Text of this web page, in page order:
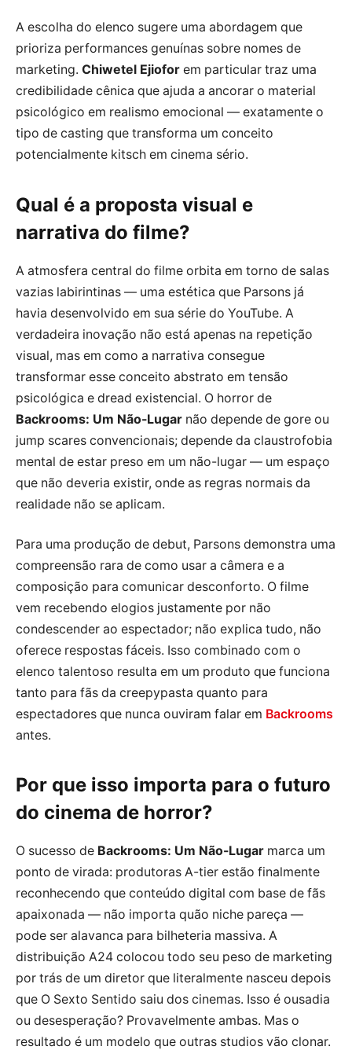
A escolha do elenco sugere uma abordagem que
prioriza performances genuínas sobre nomes de
marketing. Chiwetel Ejiofor em particular traz uma
credibilidade cênica que ajuda a ancorar o material
psicológico em realismo emocional — exatamente o
tipo de casting que transforma um conceito
potencialmente kitsch em cinema sério.
Qual é a proposta visual e
narrativa do filme?
A atmosfera central do filme orbita em torno de salas
vazias labirintinas — uma estética que Parsons já
havia desenvolvido em sua série do YouTube. A
verdadeira inovação não está apenas na repetição
visual, mas em como a narrativa consegue
transformar esse conceito abstrato em tensão
psicológica e dread existencial. O horror de
Backrooms: Um Não-Lugar não depende de gore ou
jump scares convencionais; depende da claustrofobia
mental de estar preso em um não-lugar — um espaço
que não deveria existir, onde as regras normais da
realidade não se aplicam.
Para uma produção de debut, Parsons demonstra uma
compreensão rara de como usar a câmera e a
composição para comunicar desconforto. O filme
vem recebendo elogios justamente por não
condescender ao espectador; não explica tudo, não
oferece respostas fáceis. Isso combinado com o
elenco talentoso resulta em um produto que funciona
tanto para fãs da creepypasta quanto para
espectadores que nunca ouviram falar em Backrooms
antes.
Por que isso importa para o futuro
do cinema de horror?
O sucesso de Backrooms: Um Não-Lugar marca um
ponto de virada: produtoras A-tier estão finalmente
reconhecendo que conteúdo digital com base de fãs
apaixonada — não importa quão niche pareça —
pode ser alavanca para bilheteria massiva. A
distribuição A24 colocou todo seu peso de marketing
por trás de um diretor que literalmente nasceu depois
que O Sexto Sentido saiu dos cinemas. Isso é ousadia
ou desesperação? Provavelmente ambas. Mas o
resultado é um modelo que outras studios vão clonar.